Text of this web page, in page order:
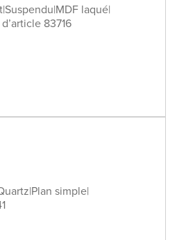
|Suspendu|MDF laqué|
83716
|Plan simple|